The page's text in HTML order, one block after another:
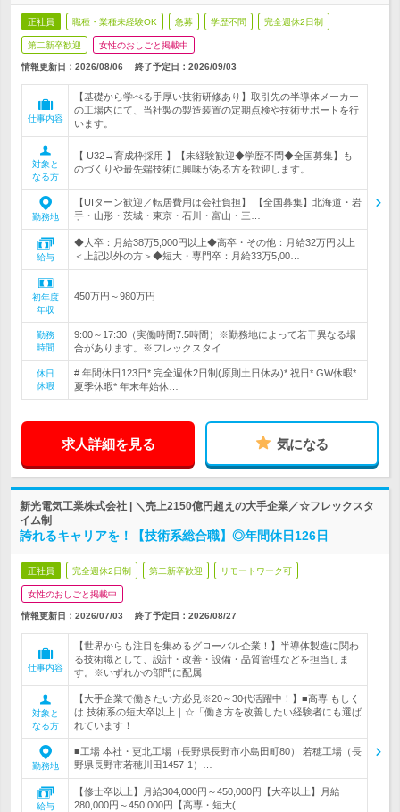
正社員 職種・業種未経験OK 急募 学歴不問 完全週休2日制
第二新卒歓迎 女性のおしごと掲載中
情報更新日：2026/08/06 終了予定日： 2026/09/03
仕事内容
【基礎から学べる手厚い技術研修あり】取引先の半導体メーカー
の工場内にて、当社製の製造装置の定期点検や技術サポートを行
います。
対象と
なる方
【 U32→育成枠採用 】【未経験歓迎◆学歴不問◆全国募集】も
のづくりや最先端技術に興味がある方を歓迎します。
勤務地
【UIターン歓迎／転居費用は会社負担】 【全国募集】北海道・岩
手・山形・茨城・東京・石川・富山・三…
給与
◆大卒：月給38万5,000円以上◆高卒・その他：月給32万円以上
＜上記以外の方＞◆短大・専門卒：月給33万5,00…
初年度
年収
450万円～980万円
勤務
時間
9:00～17:30（実働時間7.5時間）※勤務地によって若干異なる場
合があります。※フレックスタイ…
休日
休暇
# 年間休日123日* 完全週休2日制(原則土日休み)* 祝日* GW休暇*
夏季休暇* 年末年始休…
求人詳細を見る 気になる
新光電気工業株式会社 | ＼売上2150億円超えの大手企業／☆フレックスタ
イム制
誇れるキャリアを！【技術系総合職】◎年間休日126日
正社員 完全週休2日制 第二新卒歓迎 リモートワーク可
女性のおしごと掲載中
情報更新日：2026/07/03 終了予定日： 2026/08/27
仕事内容
【世界からも注目を集めるグローバル企業！】半導体製造に関わ
る技術職として、設計・改善・設備・品質管理などを担当しま
す。※いずれかの部門に配属
対象と
なる方
【大手企業で働きたい方必見※20～30代活躍中！】■高専 もしく
は 技術系の短大卒以上｜☆「働き方を改善したい経験者にも選ば
れています！
勤務地
■工場 本社・更北工場（長野県長野市小島田町80） 若穂工場（長
野県長野市若穂川田1457-1）…
給与
【修士卒以上】月給304,000円～450,000円【大卒以上】月給
280,000円～450,000円【高専・短大(…